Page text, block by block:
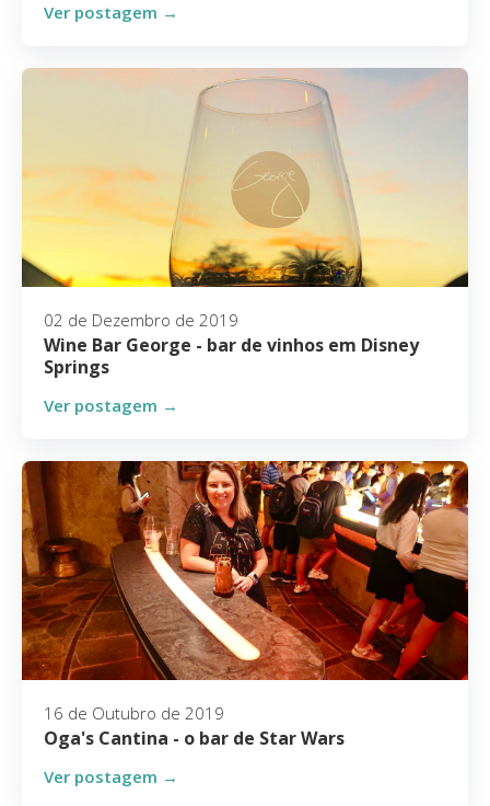
Ver postagem →
02 de Dezembro de 2019
Wine Bar George - bar de vinhos em Disney
Springs
Ver postagem →
16 de Outubro de 2019
Oga's Cantina - o bar de Star Wars
Ver postagem →